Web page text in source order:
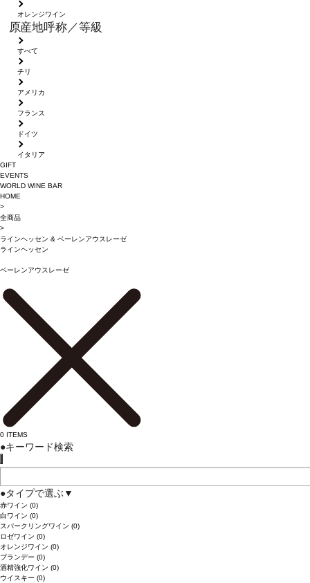
オレンジワイン
原産地呼称／等級
すべて
チリ
アメリカ
フランス
ドイツ
イタリア
GIFT
EVENTS
WORLD WINE BAR
HOME
>
全商品
>
ラインヘッセン & ベーレンアウスレーゼ
ラインヘッセン
ベーレンアウスレーゼ
0 ITEMS
●キーワード検索
●タイプで選ぶ ▼
赤ワイン (0)
白ワイン (0)
スパークリングワイン (0)
ロゼワイン (0)
オレンジワイン (0)
ブランデー (0)
酒精強化ワイン (0)
ウイスキー (0)